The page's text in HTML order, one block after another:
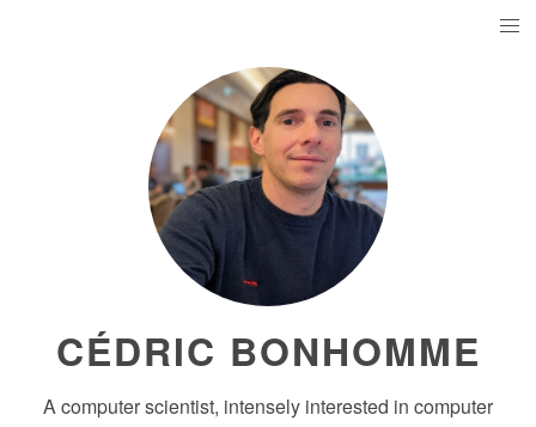
CÉDRIC BONHOMME
A computer scientist, intensely interested in computer